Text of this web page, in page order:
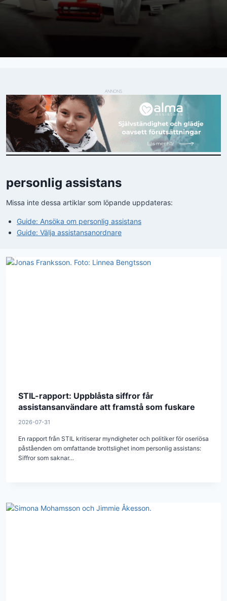
ANNONS
personlig assistans
Missa inte dessa artiklar som löpande uppdateras:
Guide: Ansöka om personlig assistans
Guide: Välja assistansanordnare
STIL-rapport: Uppblåsta siffror får
assistansanvändare att framstå som fuskare
2026-07-31
En rapport från STIL kritiserar myndigheter och politiker för oseriösa
påståenden om omfattande brottslighet inom personlig assistans:
Siffror som saknar…